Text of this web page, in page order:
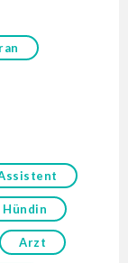
Hündin
Arzt